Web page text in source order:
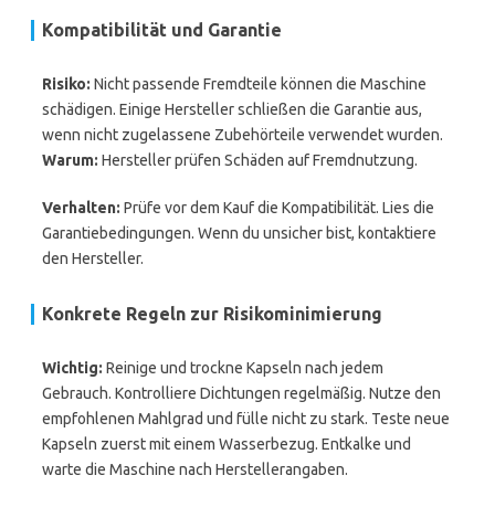
Kompatibilität und Garantie
Risiko: Nicht passende Fremdteile können die Maschine
schädigen. Einige Hersteller schließen die Garantie aus,
wenn nicht zugelassene Zubehörteile verwendet wurden.
Warum: Hersteller prüfen Schäden auf Fremdnutzung.
Verhalten: Prüfe vor dem Kauf die Kompatibilität. Lies die
Garantiebedingungen. Wenn du unsicher bist, kontaktiere
den Hersteller.
Konkrete Regeln zur Risikominimierung
Wichtig: Reinige und trockne Kapseln nach jedem
Gebrauch. Kontrolliere Dichtungen regelmäßig. Nutze den
empfohlenen Mahlgrad und fülle nicht zu stark. Teste neue
Kapseln zuerst mit einem Wasserbezug. Entkalke und
warte die Maschine nach Herstellerangaben.